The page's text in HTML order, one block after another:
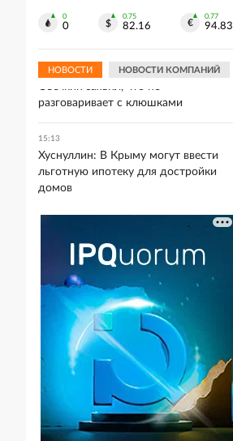
0
0
0.75
82.16
0.77
94.83
НОВОСТИ НОВОСТИ КОМПАНИЙ
На фестивале факелов в Китае
15:15
Овечкин заявил, что не
разговаривает с клюшками
15:13
Хуснуллин: В Крыму могут ввести
льготную ипотеку для достройки
домов